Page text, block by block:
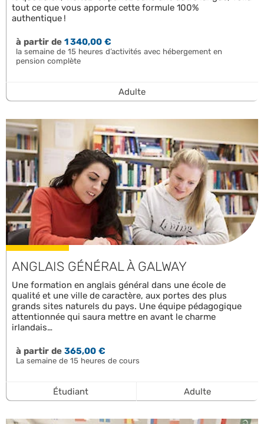
tout ce que vous apporte cette formule 100%
authentique !
à partir de1 340,00 €
la semaine de 15 heures d’activités avec hébergement en
pension complète
Adulte
ANGLAIS GÉNÉRAL À GALWAY
Une formation en anglais général dans une école de
qualité et une ville de caractère, aux portes des plus
grands sites naturels du pays. Une équipe pédagogique
attentionnée qui saura mettre en avant le charme
irlandais…
à partir de365,00 €
La semaine de 15 heures de cours
Étudiant Adulte